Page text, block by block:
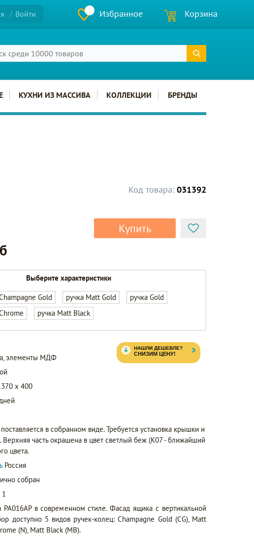
Войти Избранное Корзина
КУХНИ ИЗ МАССИВА КОЛЛЕКЦИИ БРЕНДЫ
Код товара: 031392
Купить
Выберите характеристики
Gold ручка Matt Gold
ручка Gold
ручка Matt Black
элементы МДФ
x 400
в собранном виде. Требуется установка крышки и
часть окрашена в цвет светлый беж (K07 - ближайший
цвета.
Россия
собран
1
в современном стиле. Фасад ящика с вертикальной
доступно 5 видов ручек-колец: Champagne Gold (CG), Matt
(N), Matt Black (MB).